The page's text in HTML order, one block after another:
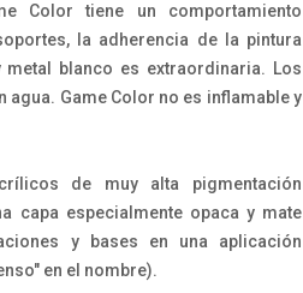
Color tiene un comportamiento
la adherencia de la pintura
blanco es extraordinaria. Los
Game Color no es inflamable y
de muy alta pigmentación
capa especialmente opaca y mate
y bases en una aplicación
en el nombre).